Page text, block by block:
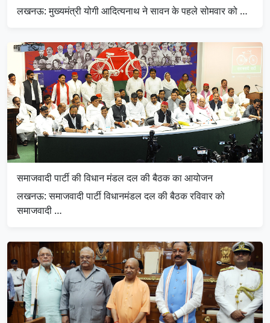
लखनऊ: मुख्यमंत्री योगी आदित्यनाथ ने सावन के पहले सोमवार को …
समाजवादी पार्टी की विधान मंडल दल की बैठक का आयोजन
लखनऊ: समाजवादी पार्टी विधानमंडल दल की बैठक रविवार को
समाजवादी …